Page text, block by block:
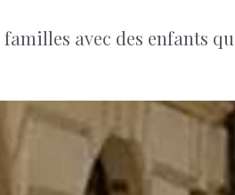
avec des enfants